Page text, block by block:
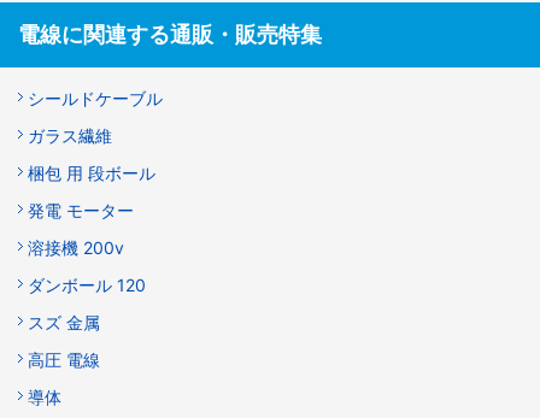
電線に関連する通販・販売特集
シールドケーブル
ガラス繊維
梱包 用 段ボール
発電 モーター
溶接機 200v
ダンボール 120
スズ 金属
高圧 電線
導体